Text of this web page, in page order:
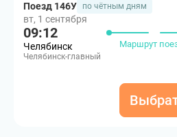
Поезд 146У по чётным дням
вт, 1 сентября
09:12
Челябинск
Челябинск-главный
Маршрут